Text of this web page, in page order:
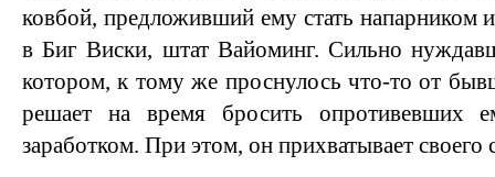
ковбой, предложивший ему стать напарником
в Биг Виски, штат Вайоминг. Сильно
котором, к тому же проснулось что-то от
решает на время бросить опротивевших
заработком. При этом, он прихватывает своего